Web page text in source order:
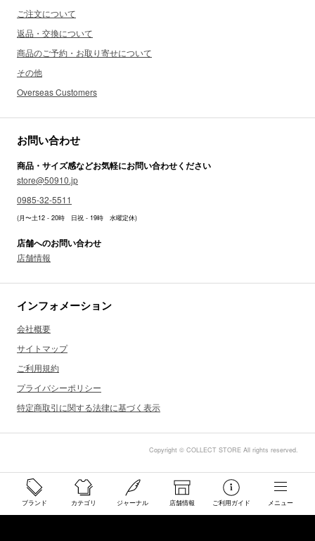
ブランド カテゴリ ジャーナル 店舗情報 ご利用ガイド メニュー
ご注文について
返品・交換について
商品のご予約・お取り寄せについて
その他
Overseas Customers
お問い合わせ
商品・サイズ感などお気軽にお問い合わせください
store@50910.jp
0985-32-5511
(月〜土12 - 20時 日祝 - 19時 水曜定休)
店舗へのお問い合わせ
店舗情報
インフォメーション
会社概要
サイトマップ
ご利用規約
プライバシーポリシー
特定商取引に関する法律に基づく表示
Copyright © COLLECT STORE All rights reserved.